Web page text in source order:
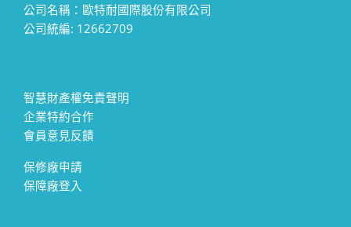
公司名稱：歐特耐國際股份有限公司
公司統編: 12662709
智慧財產權免責聲明
企業特約合作
會員意見反饋
保修廠申請
保障廠登入